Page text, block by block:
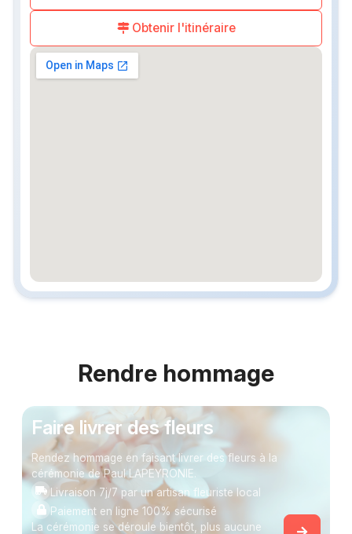
Obtenir l'itinéraire
embedgooglemap.net
Rendre hommage
Faire livrer des fleurs
Rendez hommage en faisant livrer des fleurs à la
cérémonie de Paul LAPEYRONIE.
Livraison 7j/7 par un artisan fleuriste local
Paiement en ligne 100% sécurisé
La cérémonie se déroule bientôt, plus aucune